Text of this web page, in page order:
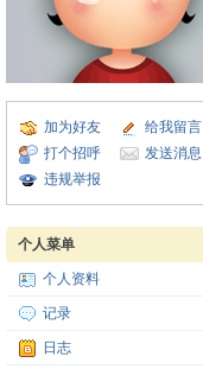
加为好友
给我留言
打个招呼
发送消息
违规举报
个人菜单
个人资料
记录
日志